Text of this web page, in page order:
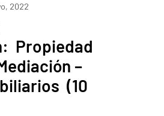
2022
Propiedad
–
(10